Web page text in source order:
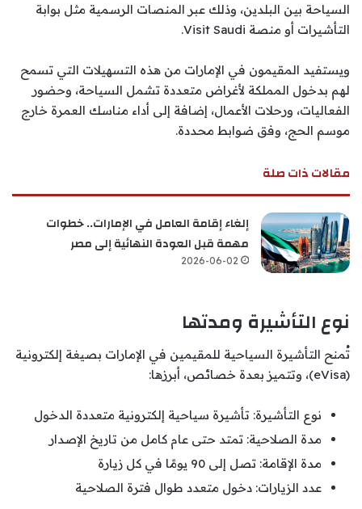
السياحة بين البلدين، وذلك عبر المنصات الرسمية مثل بوابة
التأشيرات أو منصة Visit Saudi.
ويستفيد المقيمون في الإمارات من هذه التسهيلات التي تسمح
لهم بدخول المملكة لأغراض متعددة تشمل السياحة، وحضور
الفعاليات، ورحلات الأعمال، إضافة إلى أداء مناسك العمرة خارج
موسم الحج، وفق ضوابط محددة.
مقالات ذات صلة
إلغاء إقامة العامل في الإمارات.. خطوات
مهمة قبل العودة النهائية إلى مصر
2026-06-02
نوع التأشيرة ومدتها
تُمنح التأشيرة السياحية للمقيمين في الإمارات بصيغة إلكترونية
(eVisa)، وتتميز بعدة خصائص، أبرزها:
نوع التأشيرة: تأشيرة سياحية إلكترونية متعددة الدخول
مدة الصلاحية: تمتد حتى عام كامل من تاريخ الإصدار
مدة الإقامة: تصل إلى 90 يومًا في كل زيارة
عدد الزيارات: دخول متعدد طوال فترة الصلاحية